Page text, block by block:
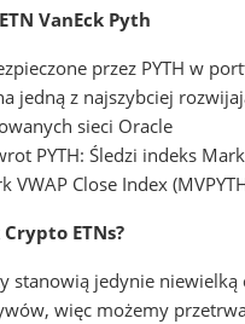
VanEck Pyth
przez PYTH w
jedną z najszybciej
sieci Oracle
PYTH: Śledzi indeks
VWAP Close Index
ETNs?
stanowią jedynie niewielką
więc możemy